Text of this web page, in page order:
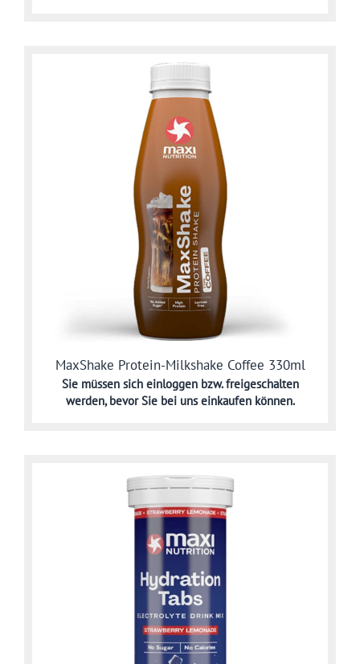
MaxShake Protein-Milkshake Coffee 330ml
Sie müssen sich einloggen bzw. freigeschalten
werden,bevor Sie bei uns einkaufen können.